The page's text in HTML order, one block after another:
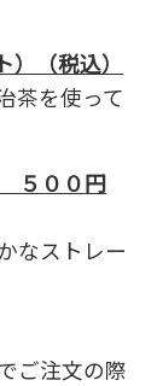
（税込）
茶を使って
５００円
なストレー
ご注文の際